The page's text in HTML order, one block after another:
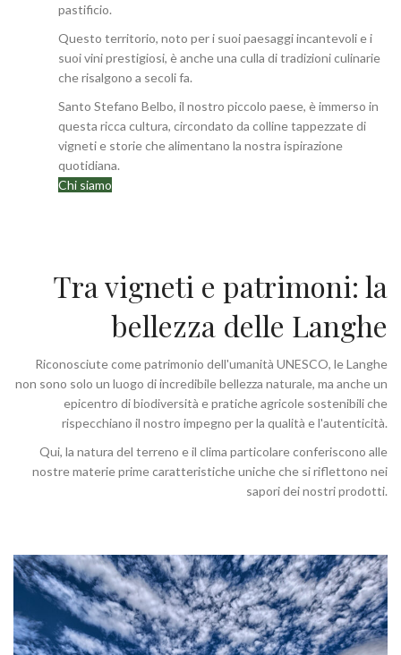
pastificio.
Questo territorio, noto per i suoi paesaggi incantevoli e i
suoi vini prestigiosi, è anche una culla di tradizioni culinarie
che risalgono a secoli fa.
Santo Stefano Belbo, il nostro piccolo paese, è immerso in
questa ricca cultura, circondato da colline tappezzate di
vigneti e storie che alimentano la nostra ispirazione
quotidiana.
Chi siamo
Tra vigneti e patrimoni: la
bellezza delle Langhe
Riconosciute come patrimonio dell'umanità UNESCO, le Langhe
non sono solo un luogo di incredibile bellezza naturale, ma anche un
epicentro di biodiversità e pratiche agricole sostenibili che
rispecchiano il nostro impegno per la qualità e l'autenticità.
Qui, la natura del terreno e il clima particolare conferiscono alle
nostre materie prime caratteristiche uniche che si riflettono nei
sapori dei nostri prodotti.